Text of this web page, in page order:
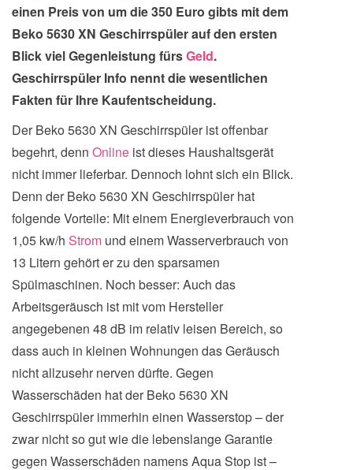
einen Preis von um die 350 Euro gibts mit dem
Beko 5630 XN Geschirrspüler auf den ersten
Blick viel Gegenleistung fürsGeld.
Geschirrspüler Info nennt die wesentlichen
Fakten für Ihre Kaufentscheidung.
Der Beko 5630 XN Geschirrspüler ist offenbar
begehrt, denn Online ist dieses Haushaltsgerät
nicht immer lieferbar. Dennoch lohnt sich ein Blick.
Denn der Beko 5630 XN Geschirrspüler hat
folgende Vorteile: Mit einem Energieverbrauch von
1,05 kw/h Strom und einem Wasserverbrauch von
13 Litern gehört er zu den sparsamen
Spülmaschinen. Noch besser: Auch das
Arbeitsgeräusch ist mit vom Hersteller
angegebenen 48 dB im relativ leisen Bereich, so
dass auch in kleinen Wohnungen das Geräusch
nicht allzusehr nerven dürfte. Gegen
Wasserschäden hat der Beko 5630 XN
Geschirrspüler immerhin einen Wasserstop – der
zwar nicht so gut wie die lebenslange Garantie
gegen Wasserschäden namens Aqua Stop ist –